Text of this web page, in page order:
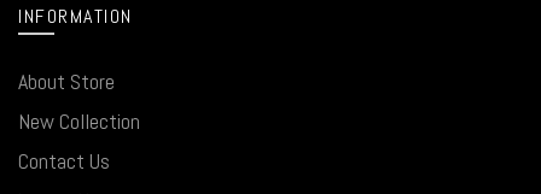
INFORMATION
About Store
New Collection
Contact Us